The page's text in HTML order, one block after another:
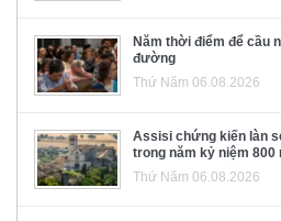
Năm thời điểm để cầu
đường
Thứ Năm 06.08.2026
Assisi chứng kiến làn
trong năm kỷ niệm 800
Thứ Năm 06.08.2026